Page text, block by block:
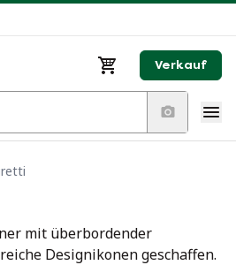
Verkauf
mit überbordender
Designikonen geschaffen.